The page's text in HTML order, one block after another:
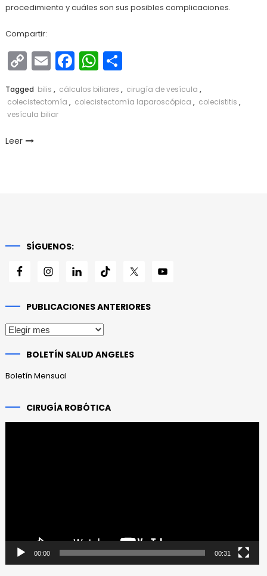
procedimiento y cuáles son sus posibles complicaciones.
Compartir:
Copy
Link
EmailFacebook
WhatsApp
Compartir
Tagged bilis , cálculos biliares , cirugía de vesícula ,
colecistectomía , colecistectomía laparoscópica , colecistitis ,
vesícula biliar
Leer
SÍGUENOS:
PUBLICACIONES ANTERIORES
Publicaciones
BOLETÍN SALUD ANGELES
Boletín Mensual
CIRUGÍA ROBÓTICA
00:00 00:31